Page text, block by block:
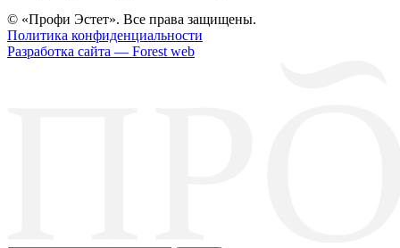
© «Профи Эстет». Все права защищены.
Политика конфиденциальности
Разработка сайта — Forest web